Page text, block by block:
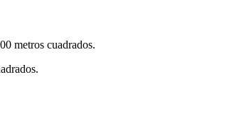
metros cuadrados.